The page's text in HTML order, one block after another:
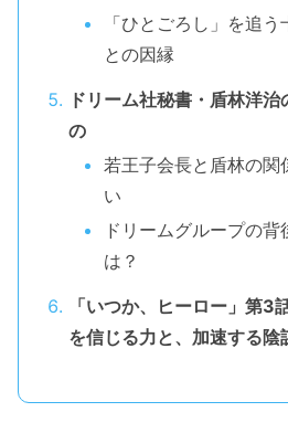
「ひとごろし」を追
との因縁
ドリーム社秘書・盾林洋
の
若王子会長と盾林の関
い
ドリームグループの背
は？
「いつか、ヒーロー」第3
を信じる力と、加速する陰